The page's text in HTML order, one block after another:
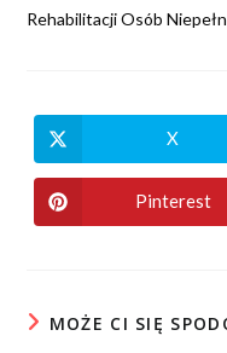
Rehabilitacji Osób
X
Pinterest
MOŻE CI SIĘ